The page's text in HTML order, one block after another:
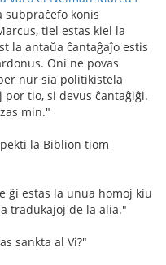
subpraĉefo konis
tiel estas kiel la
la antaŭa ĉantaĝaĵo estis
Oni ne povas
nur sia politikistela
por tio, si devus ĉantaĝiĝi.
min."
la Biblion tiom
ĝi estas la unua homoj kiu
tradukajoj de la alia."
sankta al Vi?"